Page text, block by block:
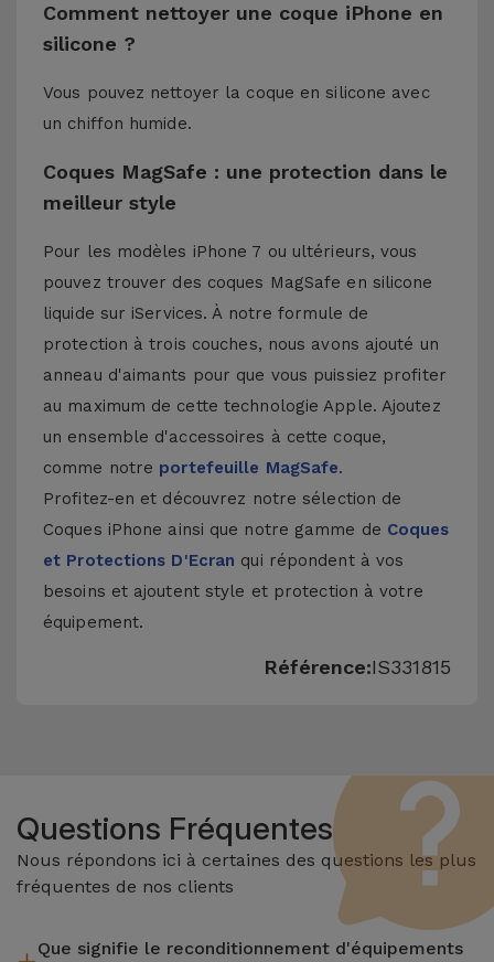
Comment nettoyer une coque iPhone en
silicone ?
Vous pouvez nettoyer la coque en silicone avec
un chiffon humide.
Coques MagSafe : une protection dans le
meilleur style
Pour les modèles iPhone 7 ou ultérieurs, vous
pouvez trouver des coques MagSafe en silicone
liquide sur iServices. À notre formule de
protection à trois couches, nous avons ajouté un
anneau d'aimants pour que vous puissiez profiter
au maximum de cette technologie Apple. Ajoutez
un ensemble d'accessoires à cette coque,
comme notre portefeuille MagSafe.
Profitez-en et découvrez notre sélection de
Coques iPhone ainsi que notre gamme de Coques
et Protections D'Ecran qui répondent à vos
besoins et ajoutent style et protection à votre
équipement.
Référence:IS331815
Questions Fréquentes
Nous répondons ici à certaines des questions les plus
fréquentes de nos clients
Que signifie le reconditionnement d'équipements